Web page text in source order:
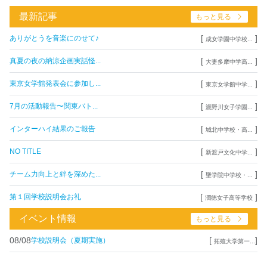
最新記事 もっと見る
ありがとうを音楽にのせて♪ [ 成女学園中学校... ]
真夏の夜の納涼企画実話怪... [ 大妻多摩中学高... ]
東京女学館発表会に参加し... [ 東京女学館中学... ]
7月の活動報告〜関東バト... [ 瀧野川女子学園... ]
インターハイ結果のご報告 [ 城北中学校・高... ]
NO TITLE [ 新渡戸文化中学... ]
チーム力向上と絆を深めた... [ 聖学院中学校・... ]
第１回学校説明会お礼 [ 潤徳女子高等学校 ]
イベント情報 もっと見る
08/08学校説明会（夏期実施） [ 拓殖大学第一... ]